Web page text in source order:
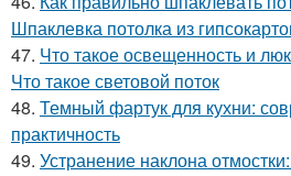
Шпаклевка потолка из
47. Что такое освещенность и
Что такое световой поток
48. Темный фартук для кухни:
практичность
49. Устранение наклона